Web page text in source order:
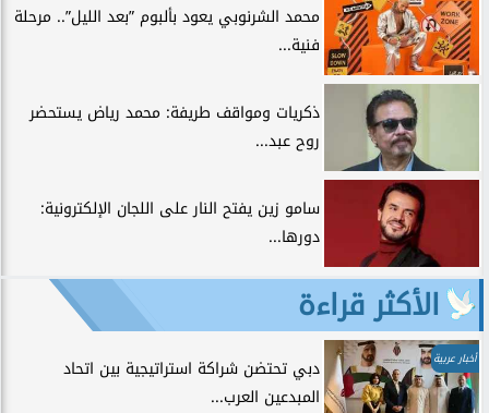
محمد الشرنوبي يعود بألبوم ”بعد الليل”.. مرحلة
فنية...
ذكريات ومواقف طريفة: محمد رياض يستحضر
روح عبد...
سامو زين يفتح النار على اللجان الإلكترونية:
دورها...
الأكثر قراءة
أخبار عربية
دبي تحتضن شراكة استراتيجية بين اتحاد
المبدعين العرب...